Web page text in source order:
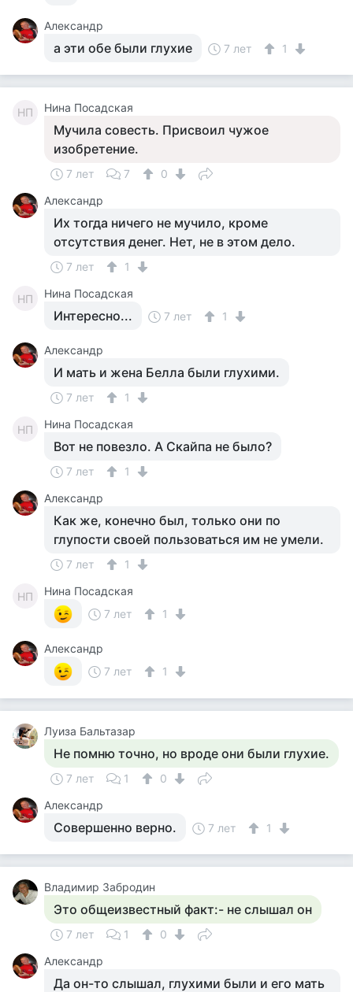
Александр
а эти обе были глухие 7 лет 1
НП Нина Посадская
Мучила совесть. Присвоил чужое
изобретение.
7 лет 7
0
Александр
Их тогда ничего не мучило, кроме
отсутствия денег. Нет, не в этом дело.
7 лет 1
НП Нина Посадская
Интересно... 7 лет 1
Александр
И мать и жена Белла были глухими.
7 лет 1
НП Нина Посадская
Вот не повезло. А Скайпа не было?
7 лет
1
Александр
Как же, конечно был, только они по
глупости своей пользоваться им не умели.
7 лет 1
НП
Нина Посадская
7 лет
1
Александр
7 лет
1
Луиза Бальтазар
Не помню точно, но вроде они были глухие.
7 лет 1
0
Александр
Совершенно верно. 7 лет 1
Владимир Забродин
Это общеизвестный факт:- не слышал он
7 лет 1
0
Александр
Да он-то слышал, глухими были и его мать